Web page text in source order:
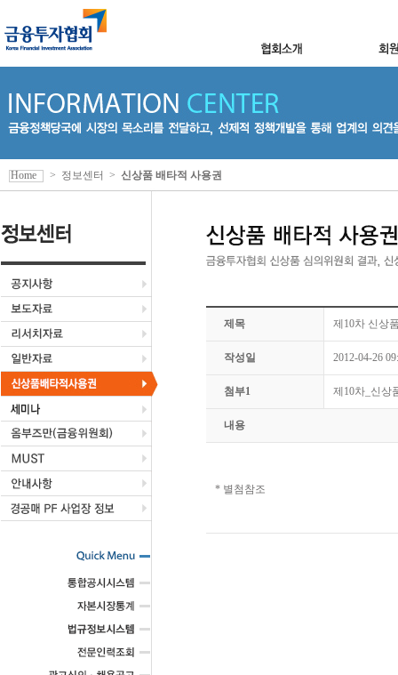
Home > 정보센터 > 신상품 배타적 사용권
제목 제10차 신상
작성일 2012-04-26
첨부1 제10차_신상
내용
* 별첨참조